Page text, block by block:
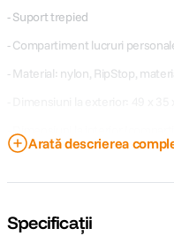
- Suport trepied
- Compartiment lucruri
- Material: nylon, RipStop,
- Dimensiuni la interior
- Compartment lucruri
- Compartiment Laptop: 47 x
- Compartiment foto: 31 x 31 x
Arată descrierea
Specificații